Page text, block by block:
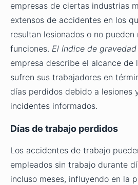
empresas de ciertas industrias
extensos de accidentes en los
resultan lesionados o no pueden
funciones. El índice de gravedad
empresa describe el alcance de
sufren sus trabajadores en
días perdidos debido a lesiones
incidentes informados.
Días de trabajo perdidos
Los accidentes de trabajo
empleados sin trabajo durante
incluso meses, influyendo en la